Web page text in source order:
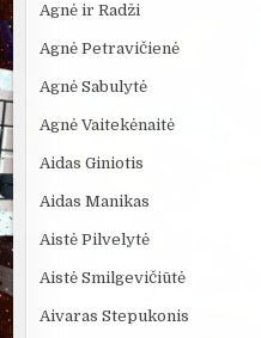
Agnė ir Radži
Agnė Petravičienė
Agnė Sabulytė
Agnė Vaitekėnaitė
Aidas Giniotis
Aidas Manikas
Aistė Pilvelytė
Aistė Smilgevičiūtė
Aivaras Stepukonis